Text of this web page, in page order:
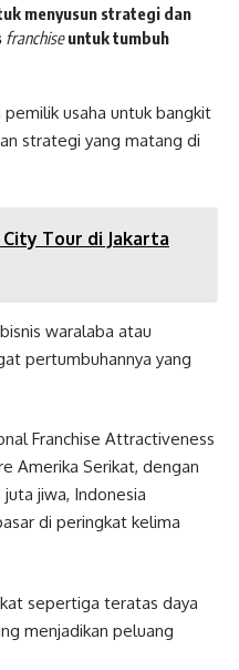
menyusun strategi dan
franchiseuntuk tumbuh
usaha untuk bangkit
strategi yang matang di
Tour di Jakarta
waralaba atau
pertumbuhannya yang
Franchise Attractiveness
Amerika Serikat, dengan
jiwa, Indonesia
di peringkat kelima
sepertiga teratas daya
menjadikan peluang